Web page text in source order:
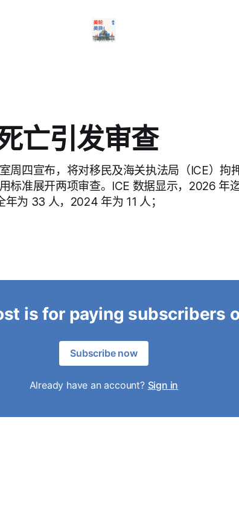
亡引发审查
周四宣布，将对移民及海关执法局（ICE）拘
标准展开两项审查。ICE 数据显示，2026 年
为 33 人，2024 年为 11 人；
is for paying subscribers
Subscribe now
Already have an account? Sign in